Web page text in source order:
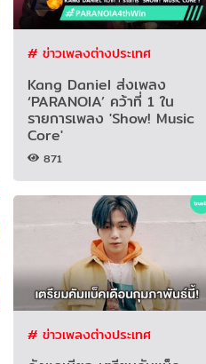
# ข่าวเพลงต่างประเทศ
Kang Daniel ส่งเพลง
‘PARANOIA’ คว้าที่ 1 ใน
รายการเพลง 'Show! Music
Core'
871
# ข่าวเพลงต่างประเทศ